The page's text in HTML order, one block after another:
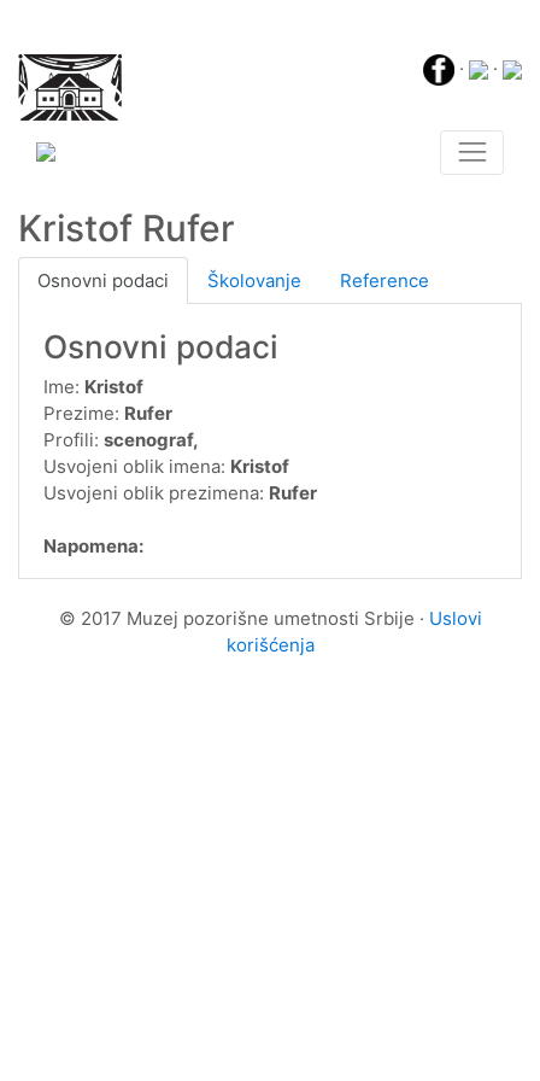
· ·
Kristof Rufer
Osnovni podaci Školovanje Reference
Osnovni podaci
Ime: Kristof
Prezime: Rufer
Profili: scenograf,
Usvojeni oblik imena: Kristof
Usvojeni oblik prezimena: Rufer
Napomena:
© 2017 Muzej pozorišne umetnosti Srbije · Uslovi
korišćenja